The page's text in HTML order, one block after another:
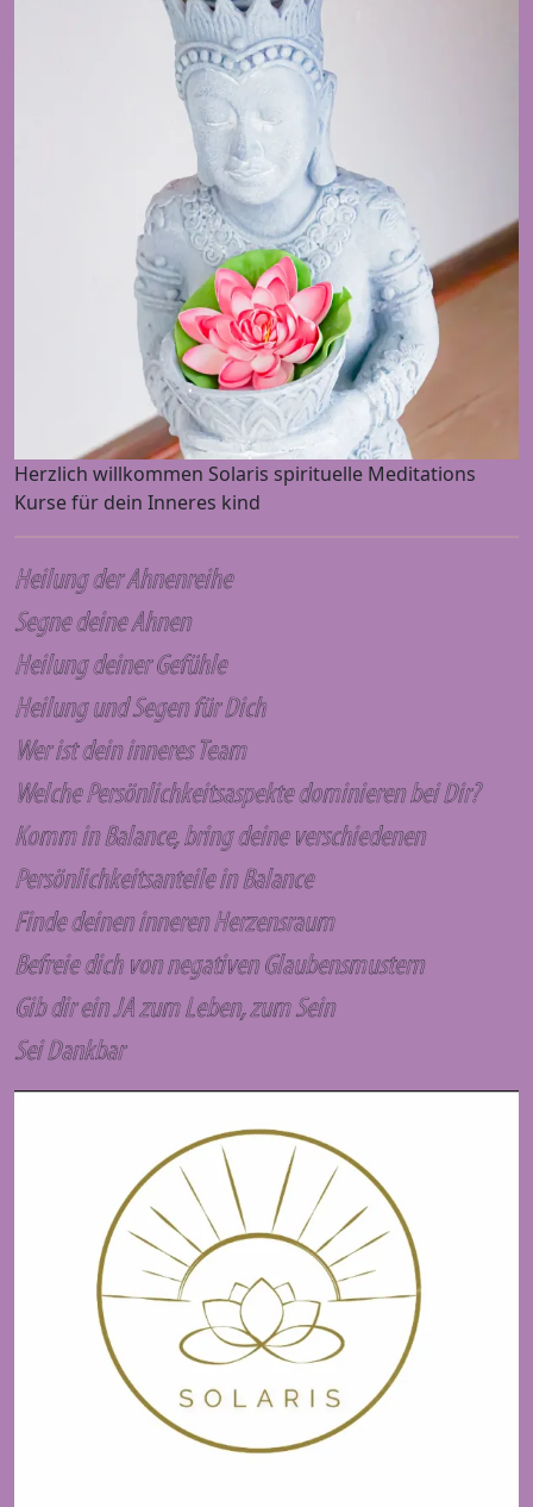
Herzlich willkommen Solaris spirituelle Meditations
Kurse für dein Inneres kind
Heilung der Ahnenreihe
Segne deine Ahnen
Heilung deiner Gefühle
Heilung und Segen für Dich
Wer ist dein inneres Team
Welche Persönlichkeitsaspekte dominieren bei Dir?
Komm in Balance, bring deine verschiedenen
Persönlichkeitsanteile in Balance
Finde deinen inneren Herzensraum
Befreie dich von negativen Glaubensmustern
Gib dir ein JA zum Leben, zum Sein
Sei Dankbar